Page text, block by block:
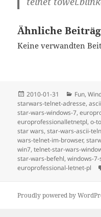
Ähnliche
Keine verwandten
Posted
on
2010-01-31 Fun,
starwars-telnet-adresse,
star-wars-windows-7,
europrofessionalletnetpl,o-
star wars,star-wars-ascii-
wars-telnet-im-browser,
win7,telnet-star-wars-
star-wars-befehl,windows-
europrofessional-letnet-pl
Proudly powered by